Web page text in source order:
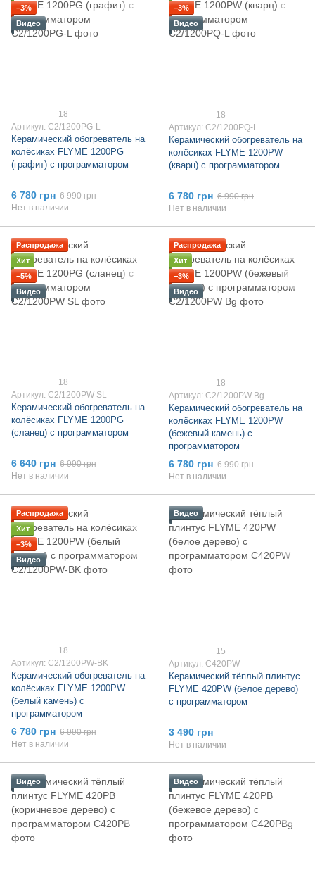
−3%
Видео
18
Артикул: C2/1200PG-L
Керамический обогреватель на
колёсиках FLYME 1200PG
(графит) c программатором
6 780 грн 6 990 грн
Нет в наличии
−3%
Видео
18
Артикул: C2/1200PQ-L
Керамический обогреватель на
колёсиках FLYME 1200PW
(кварц) c программатором
6 780 грн 6 990 грн
Нет в наличии
Распродажа
Хит
−5%
Видео
18
Артикул: C2/1200PW SL
Керамический обогреватель на
колёсиках FLYME 1200PG
(сланец) c программатором
6 640 грн 6 990 грн
Нет в наличии
Распродажа
Хит
−3%
Видео
18
Артикул: C2/1200PW Bg
Керамический обогреватель на
колёсиках FLYME 1200PW
(бежевый камень) c
программатором
6 780 грн 6 990 грн
Нет в наличии
Распродажа
Хит
−3%
Видео
18
Артикул: C2/1200PW-BK
Керамический обогреватель на
колёсиках FLYME 1200PW
(белый камень) c
программатором
6 780 грн 6 990 грн
Нет в наличии
Видео
15
Артикул: C420PW
Керамический тёплый плинтус
FLYME 420PW (белое дерево)
с программатором
3 490 грн
Нет в наличии
Видео Видео